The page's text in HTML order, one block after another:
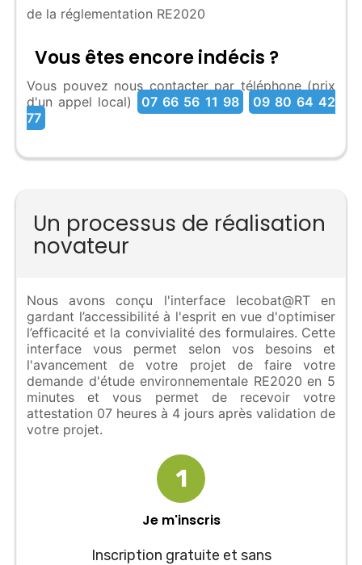
de la réglementation RE2020
Vous êtes encore indécis ?
Vous pouvez nous contacter par téléphone (prix
d'un appel local)
07 66 56 11 98
09 80 64 42
77
Un processus de réalisation
novateur
Nous avons conçu l'interface lecobat@RT en
gardant l’accessibilité à l'esprit en vue d'optimiser
l’efficacité et la convivialité des formulaires. Cette
interface vous permet selon vos besoins et
l'avancement de votre projet de faire votre
demande d'étude environnementale RE2020 en 5
minutes et vous permet de recevoir votre
attestation 07 heures à 4 jours après validation de
votre projet.
1
Je m'inscris
Inscription gratuite et sans